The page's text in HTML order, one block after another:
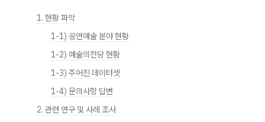
1. 현황 파악
1-1) 공연예술 분야 현황
1-2) 예술의전당 현황
1-3) 주어진 데이터셋
1-4) 문의사항 답변
2. 관련 연구 및 사례 조사